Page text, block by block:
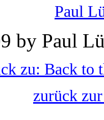
Paul
by Paul
zu: Back to
zurück